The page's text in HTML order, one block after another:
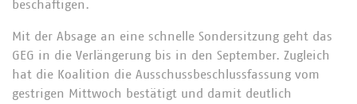
beschäftigen.
Mit der Absage an eine schnelle Sondersitzung geht das
GEG in die Verlängerung bis in den September. Zugleich
hat die Koalition die Ausschussbeschlussfassung vom
gestrigen Mittwoch bestätigt und damit deutlich